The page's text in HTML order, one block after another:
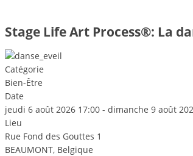
Stage Life Art Process®: La
Catégorie
Bien-Être
Date
jeudi 6 août 2026 17:00 - dimanche 9 août
Lieu
Rue Fond des Gouttes 1
BEAUMONT, Belgique